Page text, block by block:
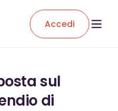
Accedi
sul
di